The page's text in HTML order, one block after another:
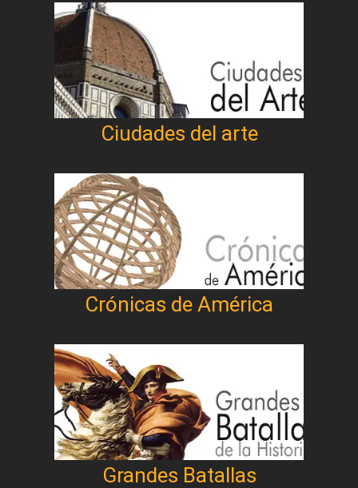
Ciudades del arte
Crónicas de América
Grandes Batallas